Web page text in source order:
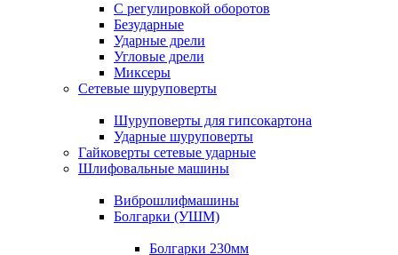
С регулировкой оборотов
Безударные
Ударные дрели
Угловые дрели
Миксеры
Сетевые шуруповерты
Шуруповерты для гипсокартона
Ударные шуруповерты
Гайковерты сетевые ударные
Шлифовальные машины
Виброшлифмашины
Болгарки (УШМ)
Болгарки 230мм